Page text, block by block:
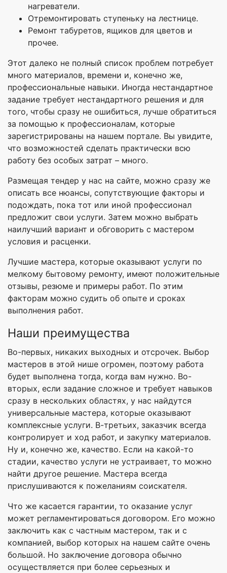
нагреватели.
Отремонтировать ступеньку на лестнице.
Ремонт табуретов, ящиков для цветов и
прочее.
Этот далеко не полный список проблем потребует
много материалов, времени и, конечно же,
профессиональные навыки. Иногда нестандартное
задание требует нестандартного решения и для
того, чтобы сразу не ошибиться, лучше обратиться
за помощью к профессионалам, которые
зарегистрированы на нашем портале. Вы увидите,
что возможностей сделать практически всю
работу без особых затрат – много.
Размещая тендер у нас на сайте, можно сразу же
описать все нюансы, сопутствующие факторы и
подождать, пока тот или иной профессионал
предложит свои услуги. Затем можно выбрать
наилучший вариант и обговорить с мастером
условия и расценки.
Лучшие мастера, которые оказывают услуги по
мелкому бытовому ремонту, имеют положительные
отзывы, резюме и примеры работ. По этим
факторам можно судить об опыте и сроках
выполнения работ.
Наши преимущества
Во-первых, никаких выходных и отсрочек. Выбор
мастеров в этой нише огромен, поэтому работа
будет выполнена тогда, когда вам нужно. Во-
вторых, если задание сложное и требует навыков
сразу в нескольких областях, у нас найдутся
универсальные мастера, которые оказывают
комплексные услуги. В-третьих, заказчик всегда
контролирует и ход работ, и закупку материалов.
Ну и, конечно же, качество. Если на какой-то
стадии, качество услуги не устраивает, то можно
найти другое решение. Мастера всегда
прислушиваются к пожеланиям соискателя.
Что же касается гарантии, то оказание услуг
может регламентироваться договором. Его можно
заключить как с частным мастером, так и с
компанией, выбор которых на нашем сайте очень
большой. Но заключение договора обычно
осуществляется при более серьезных и